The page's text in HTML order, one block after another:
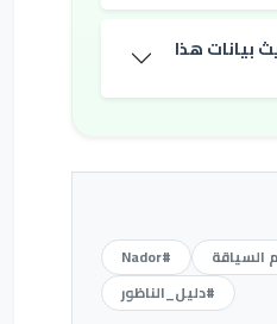
بيانات هذا
السياقة
#Nador
#دليل_الناظور